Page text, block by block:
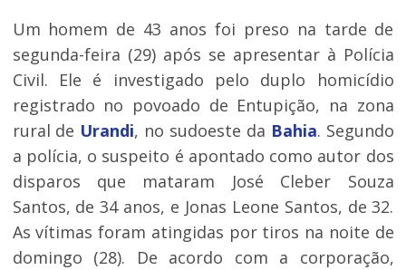
Um homem de 43 anos foi preso na tarde de
segunda-feira (29) após se apresentar à Polícia
Civil. Ele é investigado pelo duplo homicídio
registrado no povoado de Entupição, na zona
rural de Urandi, no sudoeste da Bahia. Segundo
a polícia, o suspeito é apontado como autor dos
disparos que mataram José Cleber Souza
Santos, de 34 anos, e Jonas Leone Santos, de 32.
As vítimas foram atingidas por tiros na noite de
domingo (28). De acordo com a corporação,